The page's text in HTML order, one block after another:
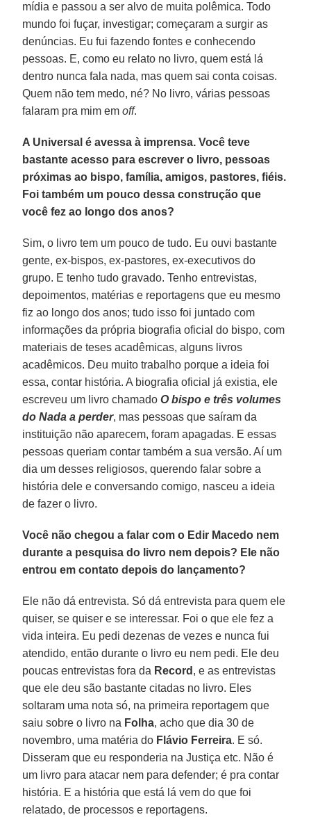
mídia e passou a ser alvo de muita polêmica. Todo
mundo foi fuçar, investigar; começaram a surgir as
denúncias. Eu fui fazendo fontes e conhecendo
pessoas. E, como eu relato no livro, quem está lá
dentro nunca fala nada, mas quem sai conta coisas.
Quem não tem medo, né? No livro, várias pessoas
falaram pra mim emoff.
A Universal é avessa à imprensa. Você teve
bastante acesso para escrever o livro, pessoas
próximas ao bispo, família, amigos, pastores, fiéis.
Foi também um pouco dessa construção que
você fez ao longo dos anos?
Sim, o livro tem um pouco de tudo. Eu ouvi bastante
gente, ex-bispos, ex-pastores, ex-executivos do
grupo. E tenho tudo gravado. Tenho entrevistas,
depoimentos, matérias e reportagens que eu mesmo
fiz ao longo dos anos; tudo isso foi juntado com
informações da própria biografia oficial do bispo, com
materiais de teses acadêmicas, alguns livros
acadêmicos. Deu muito trabalho porque a ideia foi
essa, contar história. A biografia oficial já existia, ele
escreveu um livro chamadoO bispo e três volumes
do Nada a perder, mas pessoas que saíram da
instituição não aparecem, foram apagadas. E essas
pessoas queriam contar também a sua versão. Aí um
dia um desses religiosos, querendo falar sobre a
história dele e conversando comigo, nasceu a ideia
de fazer o livro.
Você não chegou a falar com o Edir Macedo nem
durante a pesquisa do livro nem depois? Ele não
entrou em contato depois do lançamento?
Ele não dá entrevista. Só dá entrevista para quem ele
quiser, se quiser e se interessar. Foi o que ele fez a
vida inteira. Eu pedi dezenas de vezes e nunca fui
atendido, então durante o livro eu nem pedi. Ele deu
poucas entrevistas fora da Record , e as entrevistas
que ele deu são bastante citadas no livro. Eles
soltaram uma nota só, na primeira reportagem que
saiu sobre o livro na Folha, acho que dia 30 de
novembro, uma matéria do Flávio Ferreira. E só.
Disseram que eu responderia na Justiça etc. Não é
um livro para atacar nem para defender; é pra contar
história. E a história que está lá vem do que foi
relatado, de processos e reportagens.